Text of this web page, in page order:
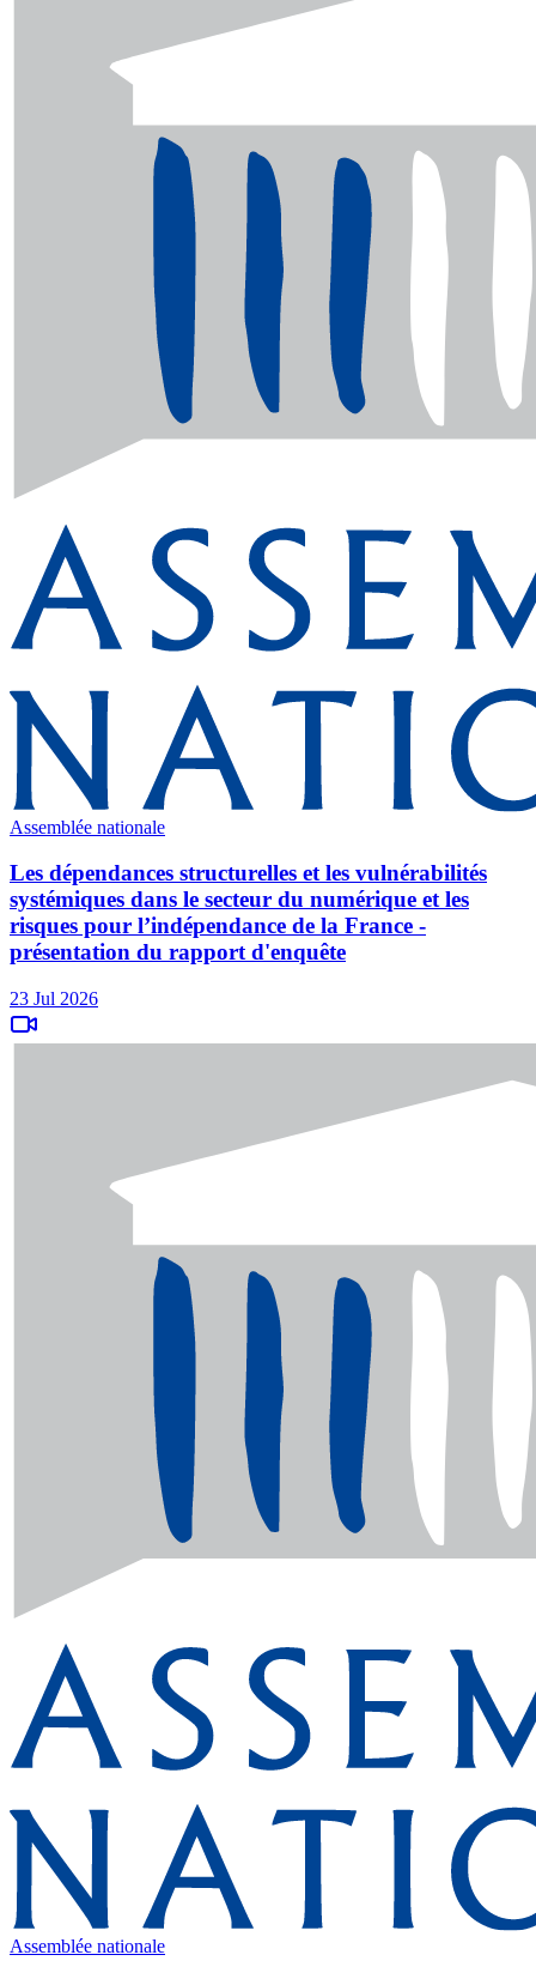
Assemblée nationale
Les dépendances structurelles et les vulnérabilités
systémiques dans le secteur du numérique et les
risques pour l’indépendance de la France -
présentation du rapport d'enquête
23 Jul 2026
Assemblée nationale